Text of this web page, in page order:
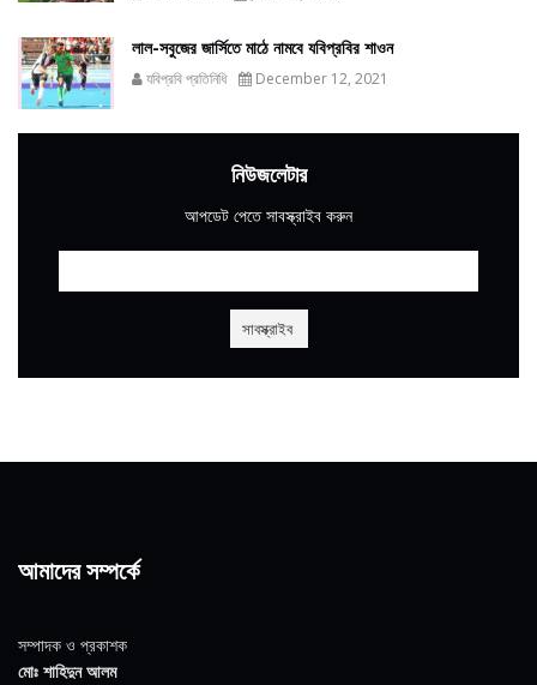
লাল-সবুজের জার্সিতে মাঠে নামবে যবিপ্রবির শাওন
যবিপ্রবি প্রতিনিধি December 12, 2021
নিউজলেটার
আপডেট পেতে সাবস্ক্রাইব করুন
আমাদের সম্পর্কে
সম্পাদক ও প্রকাশক
মোঃ শাহিদুন আলম